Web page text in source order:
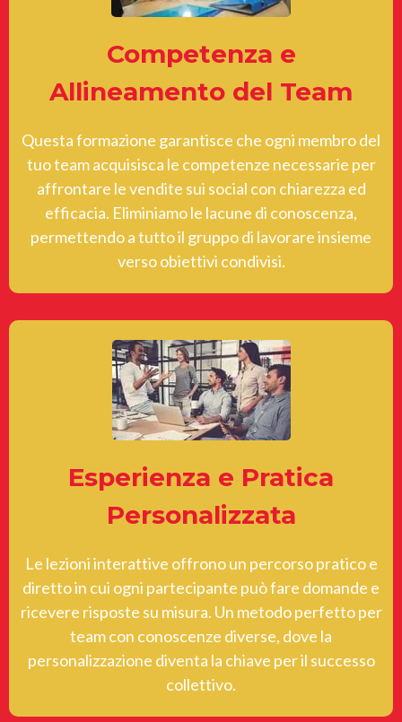
Competenza e
Allineamento del Team
Questa formazione garantisce che ogni membro del
tuo team acquisisca le competenze necessarie per
affrontare le vendite sui social con chiarezza ed
efficacia. Eliminiamo le lacune di conoscenza,
permettendo a tutto il gruppo di lavorare insieme
verso obiettivi condivisi.
Esperienza e Pratica
Personalizzata
Le lezioni interattive offrono un percorso pratico e
diretto in cui ogni partecipante può fare domande e
ricevere risposte su misura. Un metodo perfetto per
team con conoscenze diverse, dove la
personalizzazione diventa la chiave per il successo
collettivo.